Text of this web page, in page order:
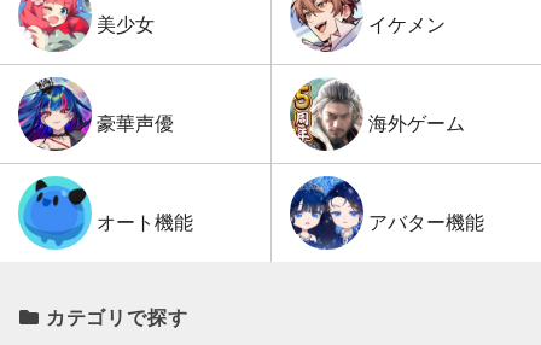
美少女 イケメン
豪華声優 海外ゲーム
オート機能 アバター機能
カテゴリで探す